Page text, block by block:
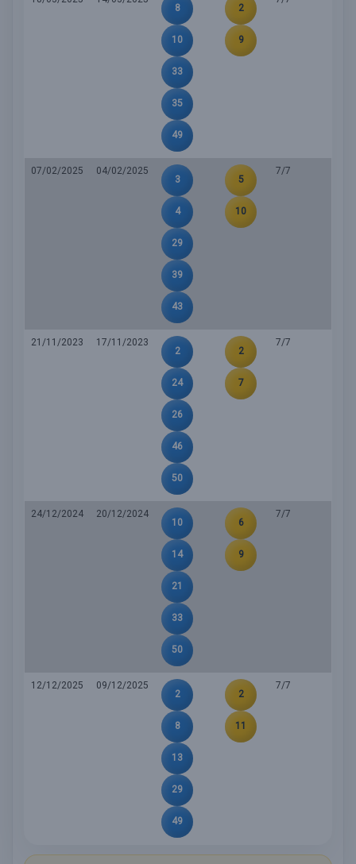
8
10
33
35
49
2
9
07/02/2025
04/02/2025
3
4
29
39
43
5
10
7/7
21/11/2023
17/11/2023
2
24
26
46
50
2
7
7/7
24/12/2024
20/12/2024
10
14
21
33
50
6
9
7/7
12/12/2025
09/12/2025
2
8
13
29
49
2
11
7/7